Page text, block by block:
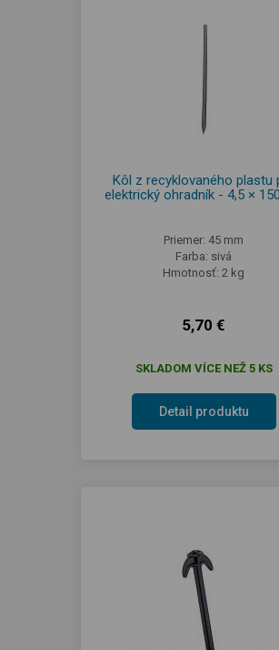
Kôl z recyklovaného plastu
elektrický ohradník - 4,5 ×
Priemer: 45 mm
Farba: sivá
Hmotnosť: 2 kg
5,70 €
SKLADOM VÍCE NEŽ 5 KS
Detail produktu